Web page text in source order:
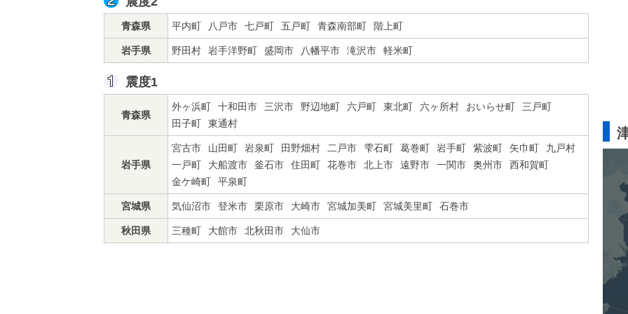
青森県 平内町 八戸市 七戸町 五戸町 青森南部町 階上町
岩手県 野田村 岩手洋野町 盛岡市 八幡平市 滝沢市 軽米町
震度1
青森県
外ヶ浜町 十和田市 三沢市 野辺地町 六戸町 東北町 六ヶ所村 おいらせ町
三戸町
田子町
東通村
岩手県
宮古市 山田町 岩泉町 田野畑村 二戸市 雫石町 葛巻町 岩手町 紫波町 矢巾町
九戸村
一戸町
大船渡市 釜石市 住田町 花巻市 北上市 遠野市 一関市 奥州市
西和賀町
金ケ崎町
平泉町
宮城県 気仙沼市 登米市 栗原市 大崎市 宮城加美町 宮城美里町 石巻市
秋田県 三種町 大館市 北秋田市 大仙市